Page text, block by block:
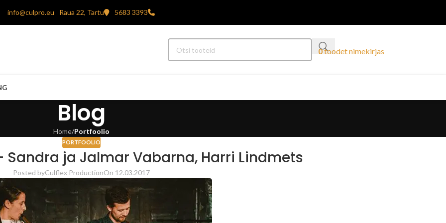
info@culpro.eu Raua 22, Tartu 5683 3393
0toodetnimekirjas
Blog
Home/Portfoolio
PORTFOOLIO
ja Jalmar Vabarna, Harri Lindmets
Posted byCulflex ProductionOn 12.03.2017